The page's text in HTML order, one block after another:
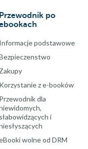
Przewodnik po
Informacje podstawowe
Zakupy
Korzystanie z e-booków
Przewodnik dla
słabowidzących i
wolne od DRM